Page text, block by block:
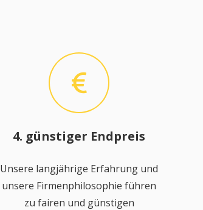
4. günstiger Endpreis
Unsere langjährige Erfahrung und
unsere Firmenphilosophie führen
zu fairen und günstigen